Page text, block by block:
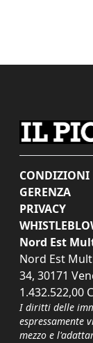
CONDIZIONI
GERENZA
PRIVACY
Nord Est
Nord Est
34, 30171
1.432.522,00
I diritti delle
espressamente
mezzo e